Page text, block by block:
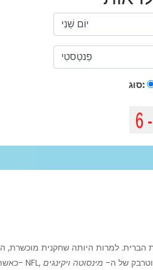
סוּג:
למרות היותה שחקנית מוכשרת,
כאשתו של שחקן ה- NFL,
של ה-